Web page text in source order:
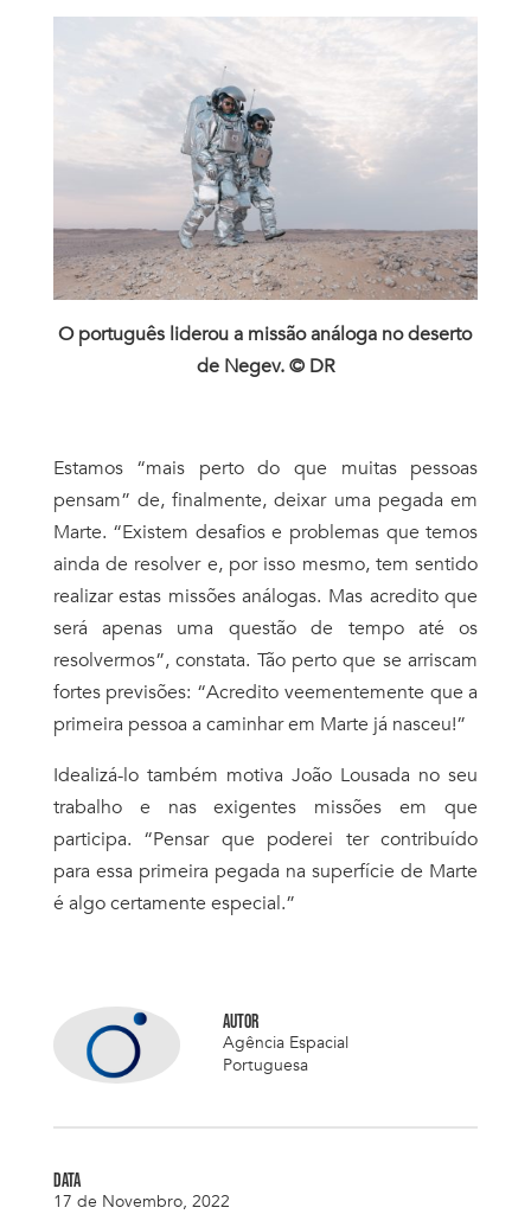
O português liderou a missão análoga no deserto
de Negev. © DR
Estamos “mais perto do que muitas pessoas
pensam” de, finalmente, deixar uma pegada em
Marte. “Existem desafios e problemas que temos
ainda de resolver e, por isso mesmo, tem sentido
realizar estas missões análogas. Mas acredito que
será apenas uma questão de tempo até os
resolvermos”, constata. Tão perto que se arriscam
fortes previsões: “Acredito veementemente que a
primeira pessoa a caminhar em Marte já nasceu!”
Idealizá-lo também motiva João Lousada no seu
trabalho e nas exigentes missões em que
participa. “Pensar que poderei ter contribuído
para essa primeira pegada na superfície de Marte
é algo certamente especial.”
AUTOR
Agência Espacial
Portuguesa
DATA
17 de Novembro, 2022